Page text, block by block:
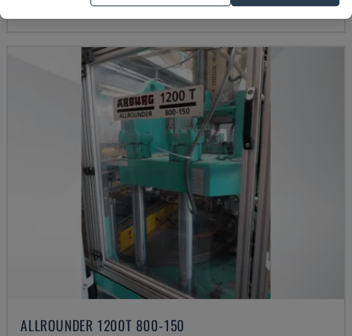
ALLROUNDER 1200T 800-150